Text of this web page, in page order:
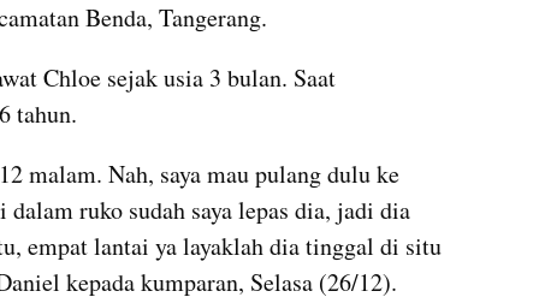
Benda, Tangerang.
Chloe sejak usia 3 bulan. Saat
tahun.
malam. Nah, saya mau pulang dulu ke
ruko sudah saya lepas dia, jadi dia
empat lantai ya layaklah dia tinggal di situ
kepada kumparan, Selasa (26/12).